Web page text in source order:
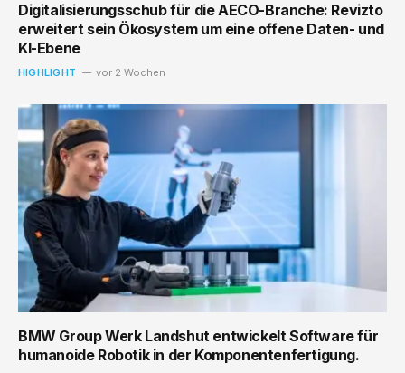
Digitalisierungsschub für die AECO-Branche: Revizto
erweitert sein Ökosystem um eine offene Daten- und
KI-Ebene
HIGHLIGHT vor 2 Wochen
BMW Group Werk Landshut entwickelt Software für
humanoide Robotik in der Komponentenfertigung.